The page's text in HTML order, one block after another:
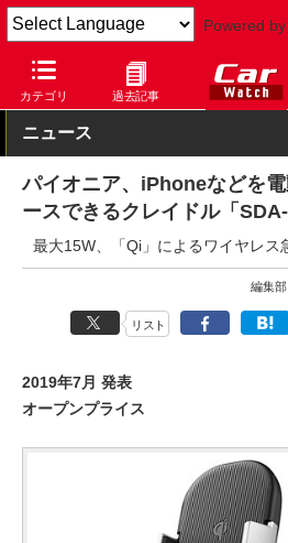
Powered by
カテゴリ 過去記事
Car Watch ナビ パイオニア その他
ニュース
パイオニア、iPhoneなどを
ースできるクレイドル「SDA-
最大15W、「Qi」によるワイヤレス
編集
リスト
2019年7月 発表
オープンプライス